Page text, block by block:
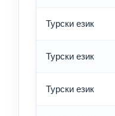
Турски език
Турски език
Турски език